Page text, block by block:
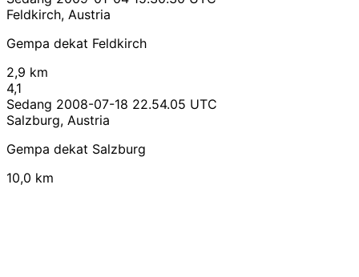
Feldkirch, Austria
Gempa dekat Feldkirch
2,9 km
4,1
Sedang 2008-07-18 22.54.05 UTC
Salzburg, Austria
Gempa dekat Salzburg
10,0 km